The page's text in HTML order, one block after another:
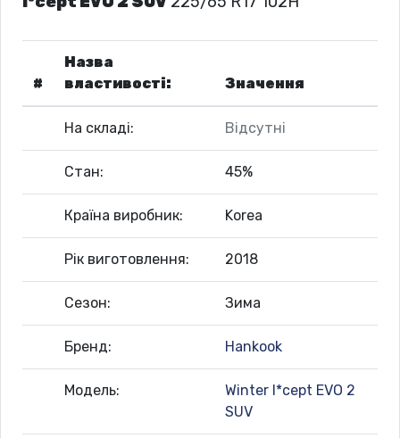
#
Назва
властивості:
Значення
На складі: Відсутні
Стан: 45%
Країна виробник: Korea
Рік виготовлення: 2018
Сезон: Зима
Бренд: Hankook
Модель:
Winter I*cept EVO 2
SUV